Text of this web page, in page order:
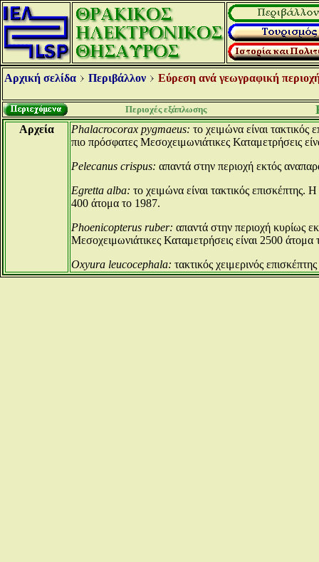
Αρχική σελίδα Περιβάλλον Εύρεση ανά γεωγραφική
Περιοχές εξάπλωσης
Αρχεία Phalacrocorax pygmaeus: το χειμώνα είναι
πιο πρόσφατες Μεσοχειμωνιάτικες Καταμετρήσεις
Pelecanus crispus: απαντά στην περιοχή εκτός
Egretta alba: το χειμώνα είναι τακτικός επισκέπτης.
400 άτομα το 1987.
Phoenicopterus ruber: απαντά στην περιοχή κυρίως
Μεσοχειμωνιάτικες Καταμετρήσεις είναι 2500 άτομα
Oxyura leucocephala: τακτικός χειμερινός